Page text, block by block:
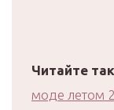
Читайте
моде летом